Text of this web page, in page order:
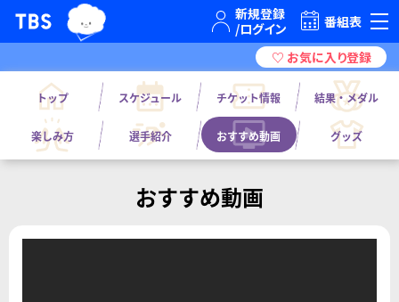
TBSテレビ｜ときめくときを。 番組表
トップ スケジュール チケット情報 結果・メダル
楽しみ方 選手紹介 おすすめ動画 グッズ
おすすめ動画